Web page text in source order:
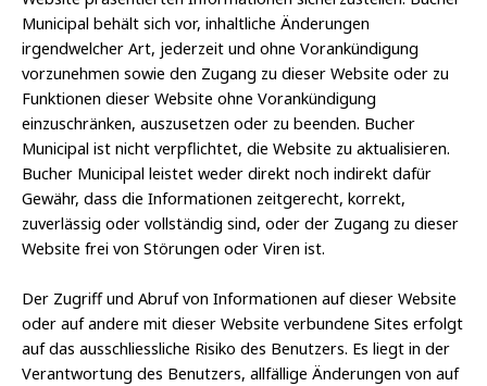
Municipal behält sich vor, inhaltliche Änderungen
irgendwelcher Art, jederzeit und ohne Vorankündigung
vorzunehmen sowie den Zugang zu dieser Website oder zu
Funktionen dieser Website ohne Vorankündigung
einzuschränken, auszusetzen oder zu beenden. Bucher
Municipal ist nicht verpflichtet, die Website zu aktualisieren.
Bucher Municipal leistet weder direkt noch indirekt dafür
Gewähr, dass die Informationen zeitgerecht, korrekt,
zuverlässig oder vollständig sind, oder der Zugang zu dieser
Website frei von Störungen oder Viren ist.
Der Zugriff und Abruf von Informationen auf dieser Website
oder auf andere mit dieser Website verbundene Sites erfolgt
auf das ausschliessliche Risiko des Benutzers. Es liegt in der
Verantwortung des Benutzers, allfällige Änderungen von auf